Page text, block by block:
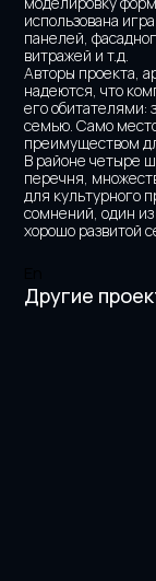
использована
панелей,
витражей и т.д.
Авторы проекта,
надеются, что
его обитателями:
семью. Само
преимуществом
В районе четыре
перечня,
для культурного
сомнений, один
хорошо развитой
Другие